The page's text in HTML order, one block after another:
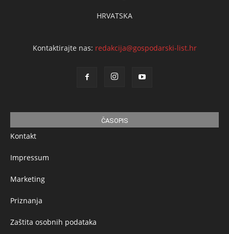
HRVATSKA
Kontaktirajte nas: redakcija@gospodarski-list.hr
ČASOPIS
Kontakt
Impressum
Marketing
Priznanja
Zaštita osobnih podataka